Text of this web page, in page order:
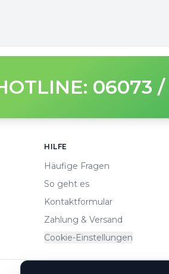
06073
HILFE
Häufige Fragen
So geht es
Kontaktformular
Zahlung & Versand
Cookie-Einstellungen